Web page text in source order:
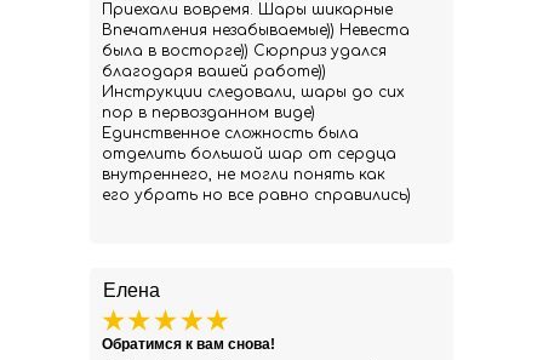
Елена
Обратимся к вам снова!
Приехали вовремя. Шары шикарные
Впечатления незабываемые)) Невеста
была в восторге)) Сюрприз удался
благодаря вашей работе))
Инструкции следовали, шары до сих
пор в первозданном виде)
Единственное сложность была
отделить большой шар от сердца
внутреннего, не могли понять как
его убрать но все равно справились)